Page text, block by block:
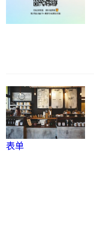
表单